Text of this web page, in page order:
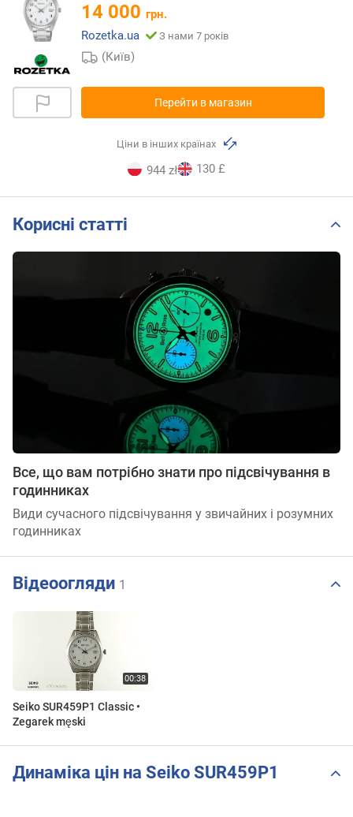
14 000 грн.
Rozetka.ua
З нами 7 років
(Київ)
Перейти в магазин
Ціни в інших країнах
944 zł 130 £
Корисні статті
Все, що вам потрібно знати про підсвічування в
годинниках
Види сучасного підсвічування у звичайних і розумних
годинниках
Відеоогляди 1
Seiko SUR459P1 Classic •
Zegarek męski
Динаміка цін на Seiko SUR459P1